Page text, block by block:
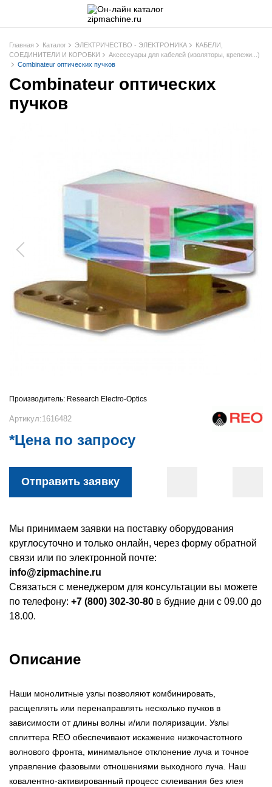
Главная Каталог ЭЛЕКТРИЧЕСТВО - ЭЛЕКТРОНИКА
КАБЕЛИ,
СОЕДИНИТЕЛИ И КОРОБКИ
Аксессуары для кабелей (изоляторы, крепежи...)
Combinateur оптических пучков
Combinateur оптических
пучков
Производитель: Research Electro-Optics
Артикул:1616482
*Цена по запросу
Отправить заявку
Мы принимаем заявки на поставку оборудования
круглосуточно и только онлайн, через форму обратной
связи или по электронной почте:
info@zipmachine.ru
Связаться с менеджером для консультации вы можете
по телефону: +7 (800) 302-30-80 в будние дни с 09.00 до
18.00.
Описание
Наши монолитные узлы позволяют комбинировать,
расщеплять или перенаправлять несколько пучков в
зависимости от длины волны и/или поляризации. Узлы
сплиттера REO обеспечивают искажение низкочастотного
волнового фронта, минимальное отклонение луча и точное
управление фазовыми отношениями выходного луча. Наш
ковалентно-активированный процесс склеивания без клея